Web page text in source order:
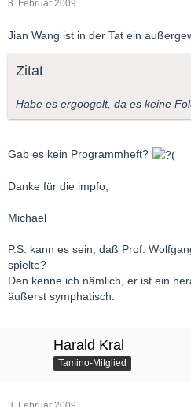
3. Februar 2009
Jian Wang ist in der Tat ein
Zitat
Habe es ergoogelt, da es keine
Gab es kein Programmheft?
Danke für die impfo,
Michael
P.S. kann es sein, daß Prof.
spielte?
Den kenne ich nämlich, er ist ein
äußerst symphatisch.
Harald Kral
Tamino-Mitglied